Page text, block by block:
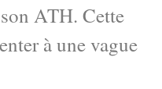
ATH. Cette
à une vague